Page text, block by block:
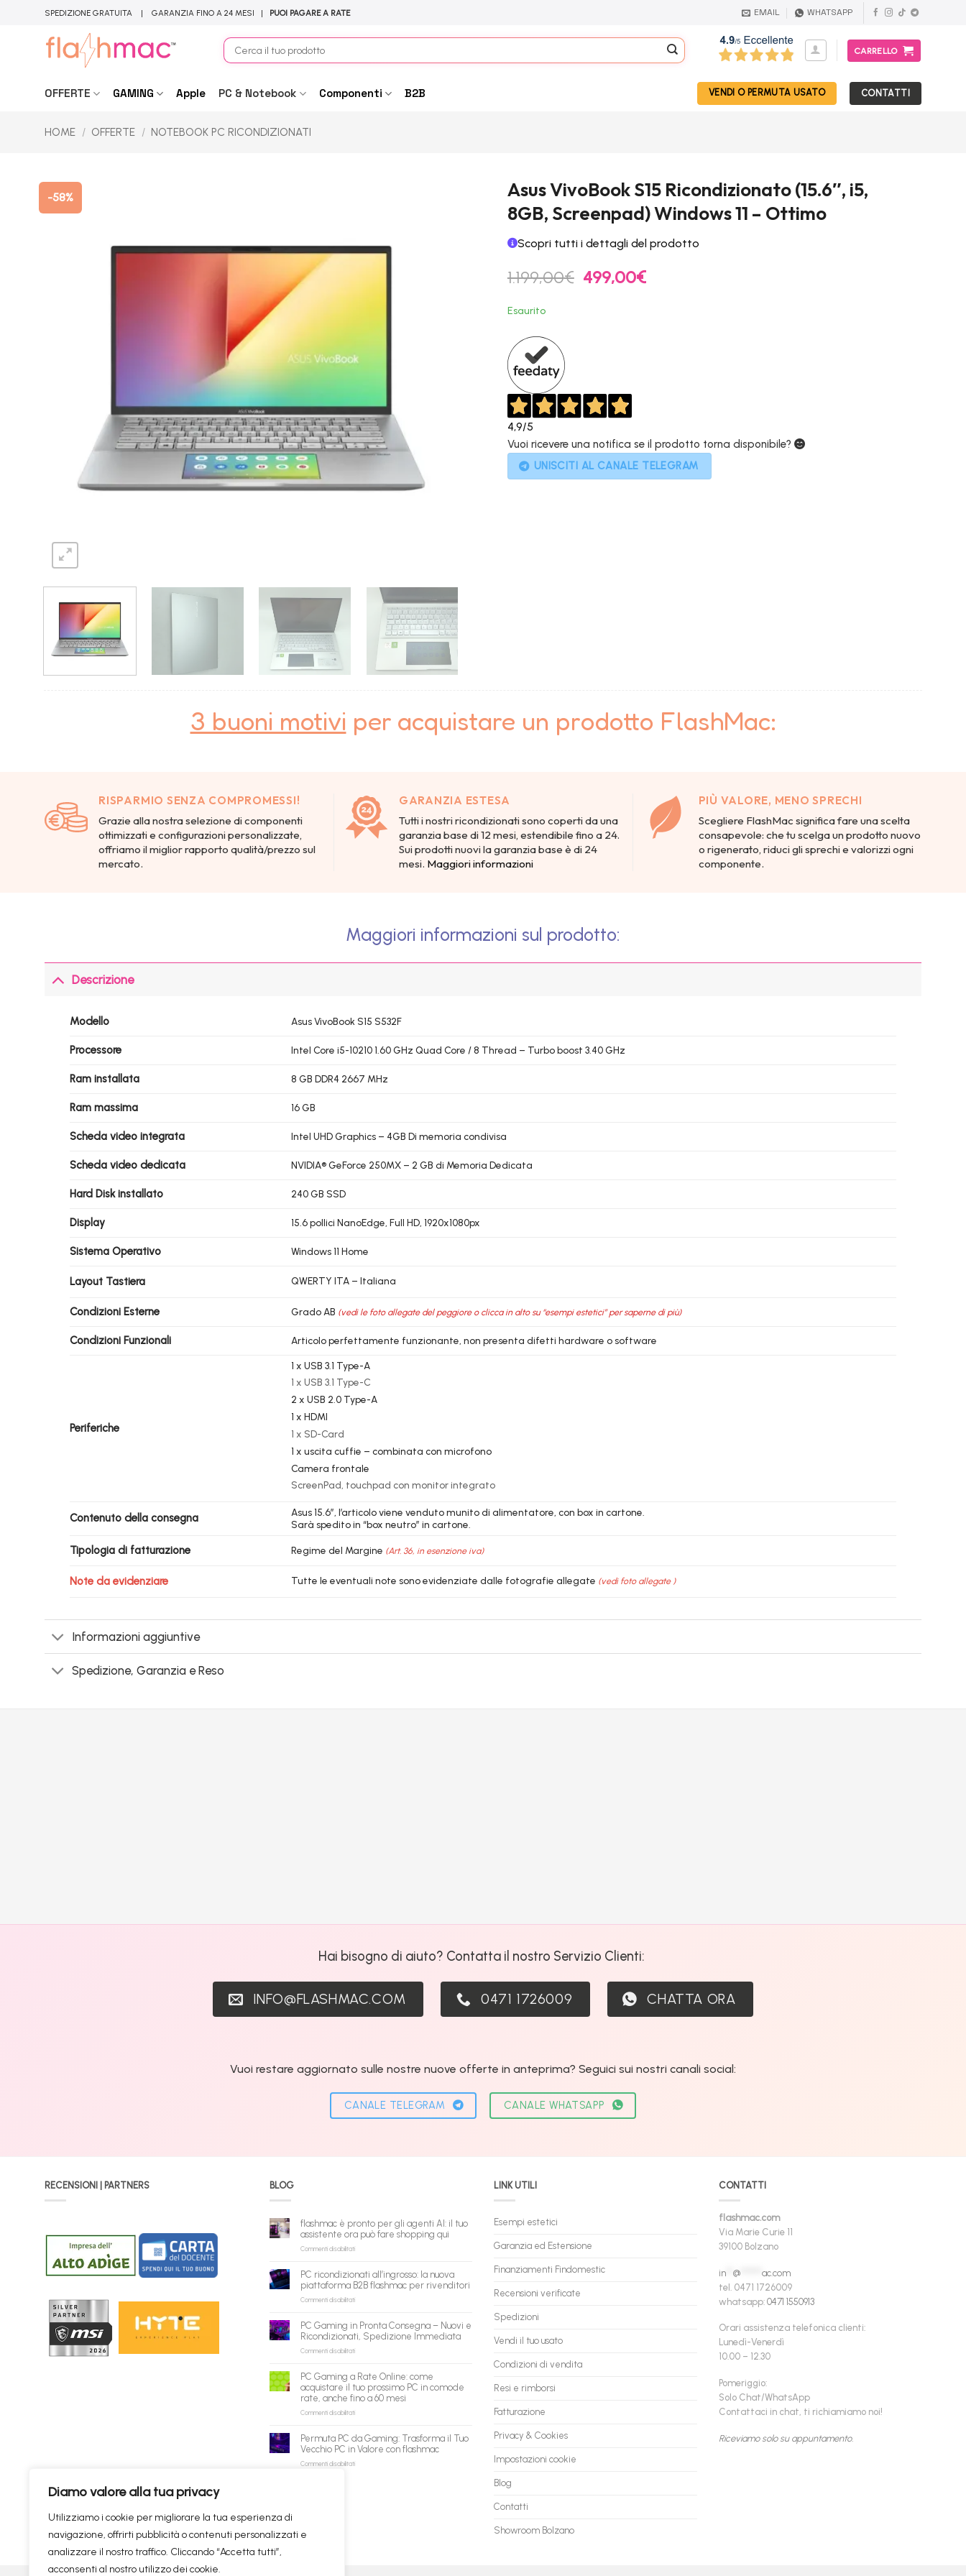
Diamo valore alla tua privacy
Utilizziamo i cookie per migliorare la tua esperienza di
navigazione, offrirti pubblicità o contenuti personalizzati e
analizzare il nostro traffico. Cliccando “Accetta tutti”,
acconsenti al nostro utilizzo dei cookie.
SPEDIZIONE GRATUITA | GARANZIA FINO A 24 MESI | PUOI PAGARE A RATE EMAIL WHATSAPP
Cerca:
CARRELLO
OFFERTE GAMING Apple PC & Notebook Componenti B2B VENDI O PERMUTA USATO CONTATTI
HOME / OFFERTE / NOTEBOOK PC RICONDIZIONATI
-58%
Asus VivoBook S15 Ricondizionato (15.6″, i5,
8GB, Screenpad) Windows 11 – Ottimo
Scopri tutti i dettagli del prodotto
1.199,00€ Il
prezzo
499,00€Il
prezzo
Esaurito
4,9/5
Vuoi ricevere una notifica se il prodotto torna disponibile?
UNISCITI AL CANALE TELEGRAM
3 buoni motivi per acquistare un prodotto FlashMac:
RISPARMIO SENZA COMPROMESSI!
Grazie alla nostra selezione di componenti
ottimizzati e configurazioni personalizzate,
offriamo il miglior rapporto qualità/prezzo sul
mercato.
GARANZIA ESTESA
Tutti i nostri ricondizionati sono coperti da una
garanzia base di 12 mesi, estendibile fino a 24.
Sui prodotti nuovi la garanzia base è di 24
mesi. Maggiori informazioni
PIÙ VALORE, MENO SPRECHI
Scegliere FlashMac significa fare una scelta
consapevole: che tu scelga un prodotto nuovo
o rigenerato, riduci gli sprechi e valorizzi ogni
componente.
Maggiori informazioni sul prodotto:
Descrizione
Modello Asus VivoBook S15 S532F
Processore Intel Core i5-10210 1.60 GHz Quad Core / 8 Thread – Turbo boost 3.40 GHz
Ram installata 8 GB DDR4 2667 MHz
Ram massima 16 GB
Scheda video integrata Intel UHD Graphics – 4GB Di memoria condivisa
Scheda video dedicata NVIDIA® GeForce 250MX – 2 GB di Memoria Dedicata
Hard Disk installato 240 GB SSD
Display 15.6 pollici NanoEdge, Full HD, 1920x1080px
Sistema Operativo Windows 11 Home
Layout Tastiera QWERTY ITA – Italiana
Condizioni Esterne Grado AB (vedi le foto allegate del peggiore o clicca in alto su “esempi estetici” per saperne di più)
Condizioni Funzionali Articolo perfettamente funzionante, non presenta difetti hardware o software
Periferiche
1 x USB 3.1 Type-A
1 x USB 3.1 Type-C
2 x USB 2.0 Type-A
1 x HDMI
1 x SD-Card
1 x uscita cuffie – combinata con microfono
Camera frontale
ScreenPad, touchpad con monitor integrato
Contenuto della consegna
Asus 15.6″, l’articolo viene venduto munito di alimentatore, con box in cartone.
Sarà spedito in “box neutro” in cartone.
Tipologia di fatturazione Regime del Margine (Art. 36, in esenzione iva)
Note da evidenziare Tutte le eventuali note sono evidenziate dalle fotografie allegate (vedi foto allegate )
Informazioni aggiuntive
Spedizione, Garanzia e Reso
Hai bisogno di aiuto? Contatta il nostro Servizio Clienti:
INFO@FLASHMAC.COM 0471 1726009 CHATTA ORA
Vuoi restare aggiornato sulle nostre nuove offerte in anteprima? Seguici sui nostri canali social:
CANALE TELEGRAM CANALE WHATSAPP
RECENSIONI | PARTNERS BLOG
flashmac è pronto per gli agenti AI: il tuo
assistente ora può fare shopping qui
Commenti disabilitatisu
pronto
per
gli
tuo
assistente
fare
shopping
qui
PC ricondizionati all’ingrosso: la nuova
piattaforma B2B flashmac per rivenditori
Commenti disabilitatisu
all’ingrosso:
la
nuova
flashmac
per
rivenditori
PC Gaming in Pronta Consegna – Nuovi e
Ricondizionati, Spedizione Immediata
Commenti disabilitatisu
in
Pronta
Consegna
–
Ricondizionati,
Spedizione
PC Gaming a Rate Online: come
acquistare il tuo prossimo PC in comode
rate, anche fino a 60 mesi
Commenti disabilitatisu
a
Rate
Online:
Permuta PC da Gaming: Trasforma il Tuo
Vecchio PC in Valore con flashmac
Commenti disabilitatisu
LINK UTILI
Esempi estetici
Garanzia ed Estensione
Finanziamenti Findomestic
Recensioni verificate
Spedizioni
Vendi il tuo usato
Condizioni di vendita
Resi e rimborsi
Fatturazione
Privacy & Cookies
Impostazioni cookie
Blog
Contatti
Showroom Bolzano
CONTATTI
flashmac.com
Via Marie Curie 11
39100 Bolzano
in** @****** ac.com
tel. 0471 1726009
whatsapp: 0471 1550913
Orari assistenza telefonica clienti:
Lunedì-Venerdì
10.00 – 12.30
Pomeriggio:
Solo Chat/WhatsApp
Contattaci in chat, ti richiamiamo noi!
Riceviamo solo su appuntamento.
RICERCHE DI TENDENZA ✦ Prodotti consigliati